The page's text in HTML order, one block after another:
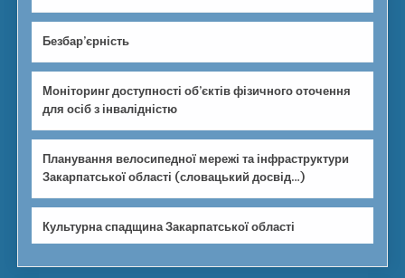
Безбар’єрність
Моніторинг доступності об’єктів фізичного оточення
для осіб з інвалідністю
Планування велосипедної мережі та інфраструктури
Закарпатської області (словацький досвід…)
Культурна спадщина Закарпатської області